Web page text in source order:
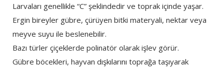
Larvaları genellikle “C” şeklindedir ve toprak içinde yaşar.
Ergin bireyler gübre, çürüyen bitki materyali, nektar veya
meyve suyu ile beslenebilir.
Bazı türler çiçeklerde polinatör olarak işlev görür.
Gübre böcekleri, hayvan dışkılarını toprağa taşıyarak